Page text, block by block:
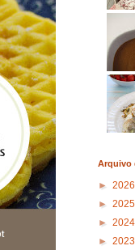
Arquivo
► 2026
► 2025
► 2024
► 2023